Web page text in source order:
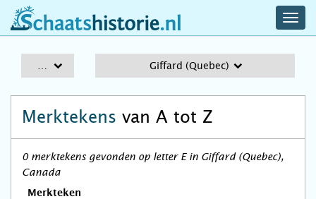
schaatshistorie.nl
Giffard (Quebec)
Merktekens van A tot Z
0 merktekens gevonden op letter E in Giffard (Quebec),
Canada
Merkteken